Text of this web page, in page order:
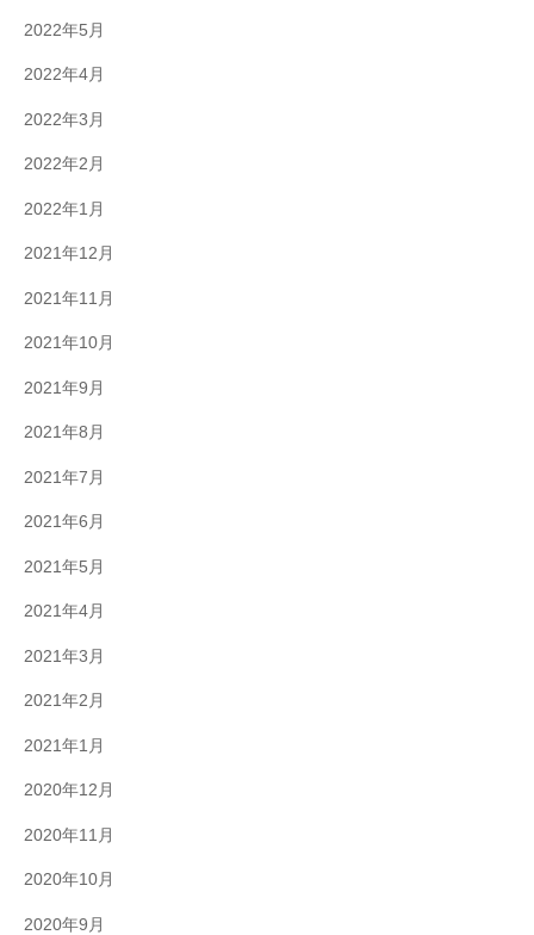
2022年5月
2022年4月
2022年3月
2022年2月
2022年1月
2021年12月
2021年11月
2021年10月
2021年9月
2021年8月
2021年7月
2021年6月
2021年5月
2021年4月
2021年3月
2021年2月
2021年1月
2020年12月
2020年11月
2020年10月
2020年9月